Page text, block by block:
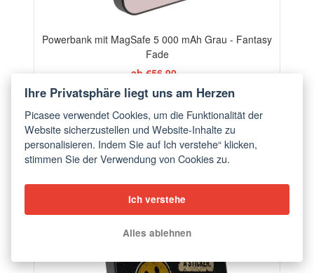
Powerbank mit MagSafe 5 000 mAh Grau - Fantasy
Fade
ab €56,90
Ihre Privatsphäre liegt uns am Herzen
Picasee verwendet Cookies, um die Funktionalität der
Website sicherzustellen und Website-Inhalte zu
personalisieren. Indem Sie auf Ich verstehe“ klicken,
stimmen Sie der Verwendung von Cookies zu.
Ich verstehe
Alles ablehnen